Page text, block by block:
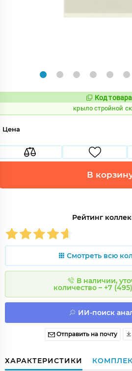
Код
крыло стройной
Цена
В
Рейтинг
Смотреть всю
В наличии,
количество – +7
ИИ-поиск
Отправить на почту
ХАРАКТЕРИСТИКИ